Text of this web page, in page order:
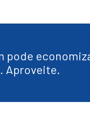
pode
Aproveite.